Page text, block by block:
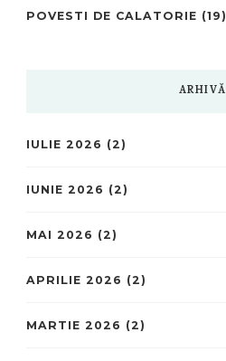
POVESTI DE CALATORIE (19)
ARHIVĂ
IULIE 2026 (2)
IUNIE 2026 (2)
MAI 2026 (2)
APRILIE 2026 (2)
MARTIE 2026 (2)